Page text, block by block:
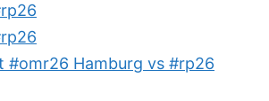
#omr26 Hamburg vs #rp26